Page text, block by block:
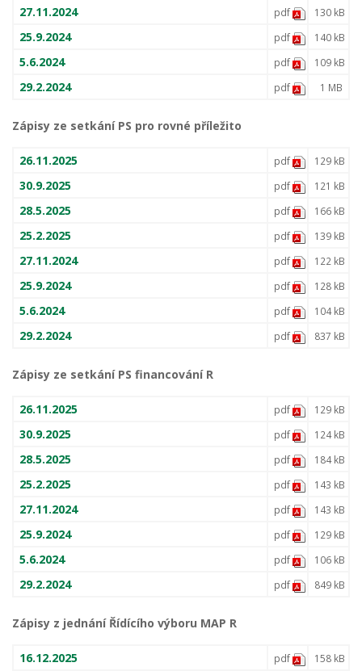
27.11.2024 pdf 130 kB
25.9.2024 pdf 140 kB
5.6.2024 pdf 109 kB
29.2.2024 pdf 1 MB
Zápisy ze setkání PS pro rovné příležito
26.11.2025 pdf 129 kB
30.9.2025 pdf 121 kB
28.5.2025 pdf 166 kB
25.2.2025 pdf 139 kB
27.11.2024 pdf 122 kB
25.9.2024 pdf 128 kB
5.6.2024 pdf 104 kB
29.2.2024 pdf 837 kB
Zápisy ze setkání PS financování R
26.11.2025 pdf 129 kB
30.9.2025 pdf 124 kB
28.5.2025 pdf 184 kB
25.2.2025 pdf 143 kB
27.11.2024 pdf 143 kB
25.9.2024 pdf 129 kB
5.6.2024 pdf 106 kB
29.2.2024 pdf 849 kB
Zápisy z jednání Řídícího výboru MAP R
16.12.2025 pdf 158 kB